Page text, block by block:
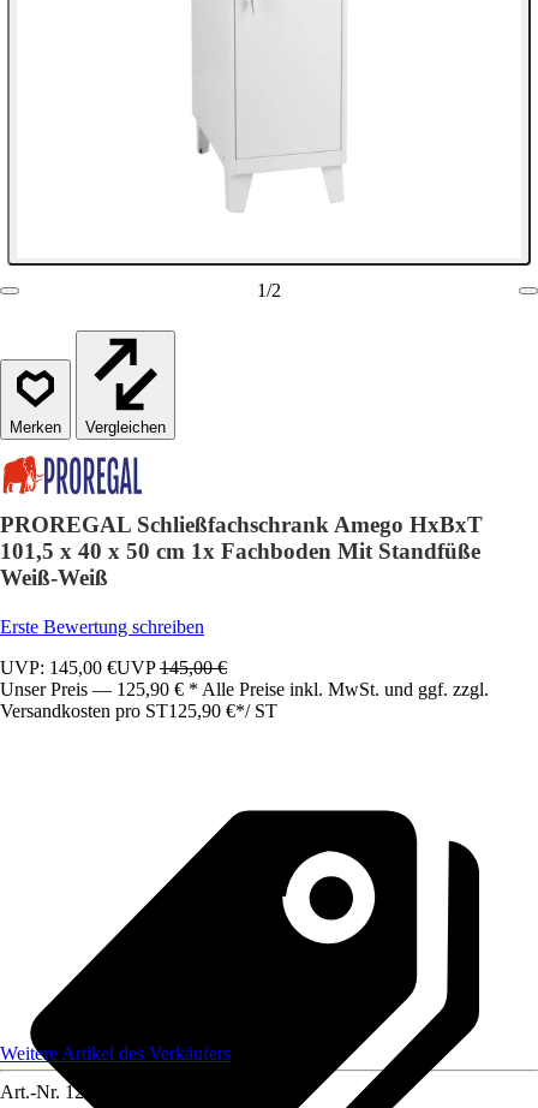
1/2
Vergleichen
PROREGAL Schließfachschrank Amego HxBxT
101,5 x 40 x 50 cm 1x Fachboden Mit Standfüße
Weiß-Weiß
Erste Bewertung schreiben
UVP: 145,00 €UVP145,00 €
Unser Preis — 125,90 € * Alle Preise inkl. MwSt. und ggf. zzgl.
Versandkosten pro ST125,90 €*/ ST
Weitere Artikel des Verkäufers
Art.-Nr. 12583343